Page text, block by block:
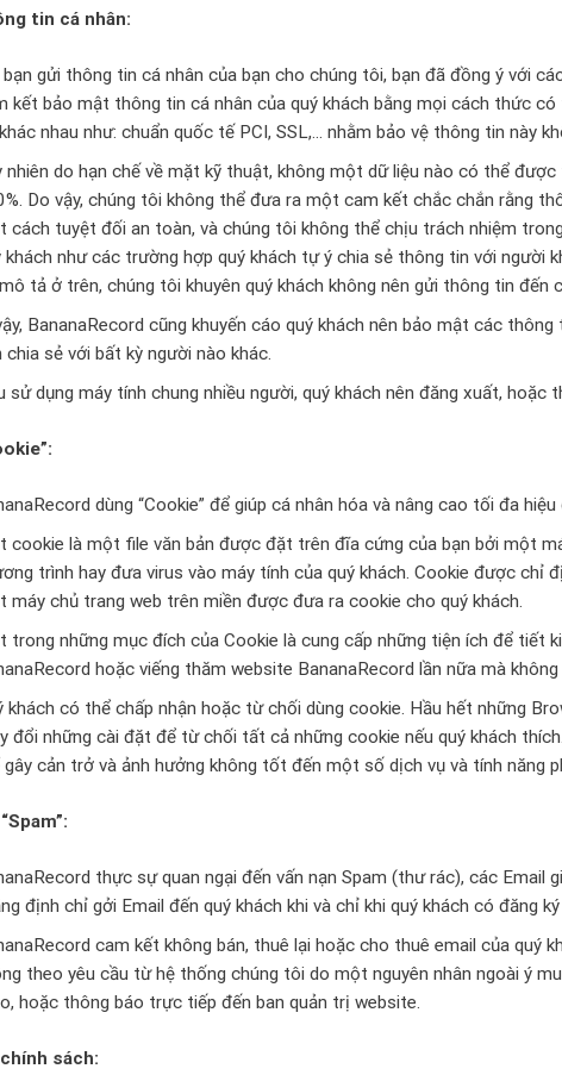
tin cá nhân:
bạn gửi thông tin cá nhân của bạn cho chúng tôi, bạn đã đồng ý với
kết bảo mật thông tin cá nhân của quý khách bằng mọi cách thức
nhau như: chuẩn quốc tế PCI, SSL,… nhằm bảo vệ thông tin này
nhiên do hạn chế về mặt kỹ thuật, không một dữ liệu nào có thể
Do vậy, chúng tôi không thể đưa ra một cam kết chắc chắn rằng
cách tuyệt đối an toàn, và chúng tôi không thể chịu trách nhiệm
khách như các trường hợp quý khách tự ý chia sẻ thông tin với người
tả ở trên, chúng tôi khuyên quý khách không nên gửi thông tin đến
BananaRecord cũng khuyến cáo quý khách nên bảo mật các
chia sẻ với bất kỳ người nào khác.
sử dụng máy tính chung nhiều người, quý khách nên đăng xuất,
dùng “Cookie” để giúp cá nhân hóa và nâng cao tối đa
cookie là một file văn bản được đặt trên đĩa cứng của bạn bởi một
trình hay đưa virus vào máy tính của quý khách. Cookie được chỉ
máy chủ trang web trên miền được đưa ra cookie cho quý khách.
trong những mục đích của Cookie là cung cấp những tiện ích để tiết
hoặc viếng thăm website BananaRecord lần nữa mà
khách có thể chấp nhận hoặc từ chối dùng cookie. Hầu hết những
đổi những cài đặt để từ chối tất cả những cookie nếu quý khách
gây cản trở và ảnh hưởng không tốt đến một số dịch vụ và tính năng
thực sự quan ngại đến vấn nạn Spam (thư rác), các Email
định chỉ gởi Email đến quý khách khi và chỉ khi quý khách có đăng
cam kết không bán, thuê lại hoặc cho thuê email của quý
theo yêu cầu từ hệ thống chúng tôi do một nguyên nhân ngoài ý
hoặc thông báo trực tiếp đến ban quản trị website.
sách: